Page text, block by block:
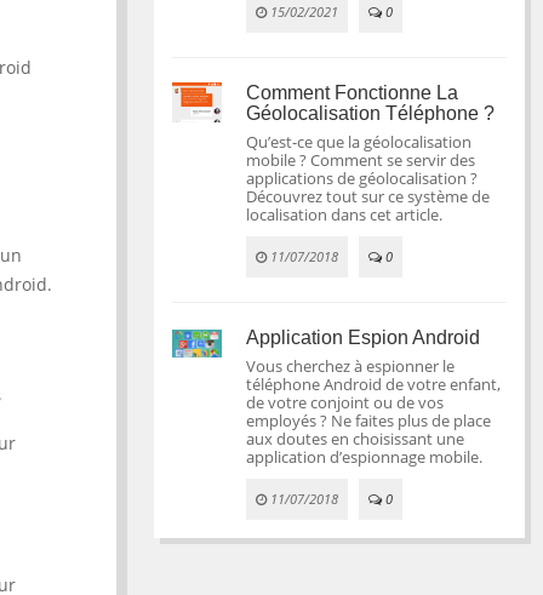
15/02/2021 0
Comment Fonctionne La
Géolocalisation Téléphone ?
Qu’est-ce que la géolocalisation
mobile ? Comment se servir des
applications de géolocalisation ?
Découvrez tout sur ce système de
localisation dans cet article.
11/07/2018 0
Application Espion Android
Vous cherchez à espionner le
téléphone Android de votre enfant,
de votre conjoint ou de vos
employés ? Ne faites plus de place
aux doutes en choisissant une
application d’espionnage mobile.
11/07/2018 0